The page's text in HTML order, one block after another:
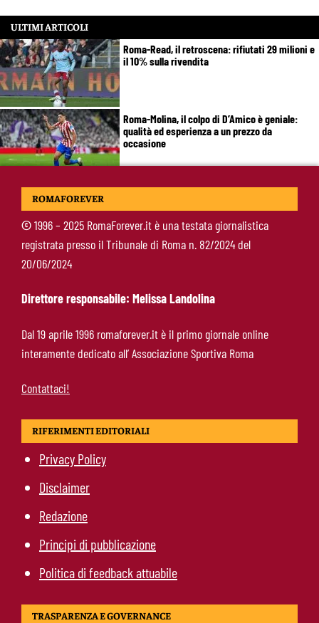
ULTIMI ARTICOLI
Roma-Read, il retroscena: rifiutati 29 milioni e
il 10% sulla rivendita
Roma-Molina, il colpo di D’Amico è geniale:
qualità ed esperienza a un prezzo da
occasione
Roma in lutto, è morto Pietro Mezzaroma:
Roma, offerta da 12 milioni per Cacciamani: il
Torino alza il muro
ROMAFOREVER
©1996 – 2025 RomaForever.it è una testata giornalistica
registrata presso il Tribunale di Roma n. 82/2024 del
20/06/2024
Direttore responsabile: Melissa Landolina
Dal 19 aprile 1996 romaforever.it è il primo giornale online
interamente dedicato all’ Associazione Sportiva Roma
Contattaci!
RIFERIMENTI EDITORIALI
Privacy Policy
Disclaimer
Redazione
Principi di pubblicazione
Politica di feedback attuabile
TRASPARENZA E GOVERNANCE